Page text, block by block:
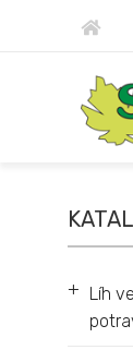
+ Líh